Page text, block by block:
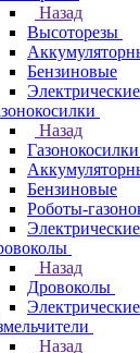
Назад
Высоторезы
Бензиновые
Электрические
Назад
Газонокосилки
Бензиновые
Роботы-
Назад
Дровоколы
Электрические
Назад